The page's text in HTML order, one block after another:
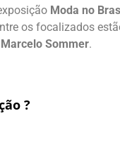
Moda no
os focalizados
Marcelo Sommer.
?